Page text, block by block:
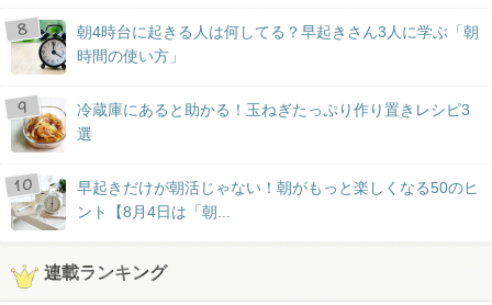
朝4時台に起きる人は何してる？早起きさん3人に学ぶ「朝
時間の使い方」
冷蔵庫にあると助かる！玉ねぎたっぷり作り置きレシピ3
選
早起きだけが朝活じゃない！朝がもっと楽しくなる50のヒ
ント【8月4日は「朝...
連載ランキング